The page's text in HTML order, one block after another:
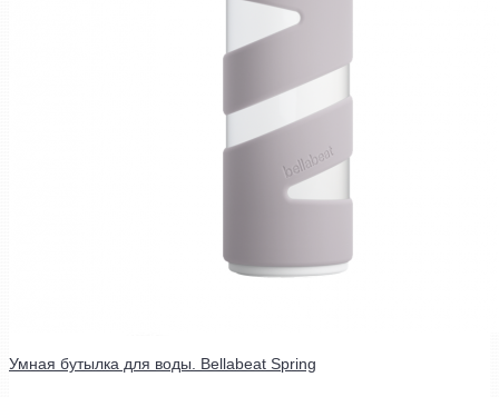
Умная бутылка для воды. Bellabeat Spring